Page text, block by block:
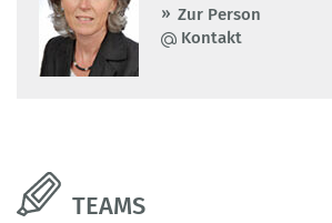
Zur Person
Kontakt
TEAMS